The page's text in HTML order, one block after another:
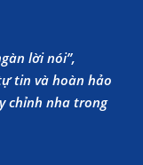
lời nói”,
tin và hoàn hảo
chỉnh nha trong